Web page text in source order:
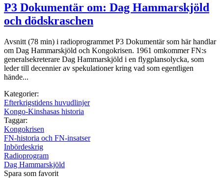
P3 Dokumentär om: Dag Hammarskjöld
och dödskraschen
Avsnitt (78 min) i radioprogrammet P3 Dokumentär som här handlar
om Dag Hammarskjöld och Kongokrisen. 1961 omkommer FN:s
generalsekreterare Dag Hammarskjöld i en flygplansolycka, som
leder till decennier av spekulationer kring vad som egentligen
hände...
Kategorier:
Efterkrigstidens huvudlinjer
Kongo-Kinshasas historia
Taggar:
Kongokrisen
FN-historia och FN-insatser
Inbördeskrig
Radioprogram
Dag Hammarskjöld
Spara som favorit